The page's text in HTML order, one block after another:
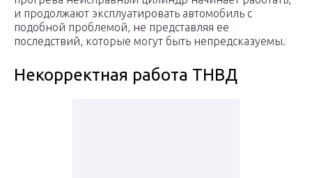
и продолжают эксплуатировать автомобиль с
подобной проблемой, не представляя ее
последствий, которые могут быть непредсказуемы.
Некорректная работа ТНВД